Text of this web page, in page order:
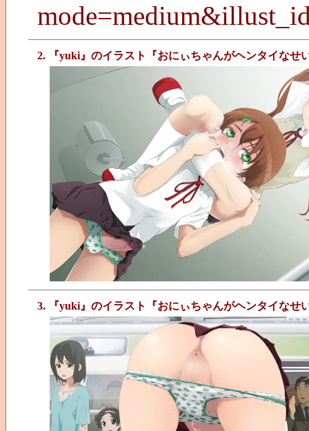
2. 『yuki』のイラスト『おにぃちゃんがヘンタイなせ
3. 『yuki』のイラスト『おにぃちゃんがヘンタイなせ